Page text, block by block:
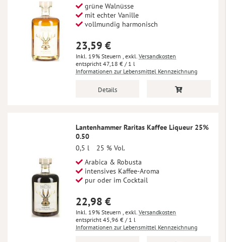
grüne Walnüsse
mit echter Vanille
vollmundig harmonisch
23,59 €
Inkl. 19% Steuern , exkl. Versandkosten
47,18 € / 1 l
Informationen zur Lebensmittel Kennzeichnung
Details
Lantenhammer Raritas Kaffee Liqueur 25%
0.50
0,5 l
25 % Vol.
Arabica & Robusta
intensives Kaffee-Aroma
pur oder im Cocktail
22,98 €
Inkl. 19% Steuern , exkl. Versandkosten
45,96 € / 1 l
Informationen zur Lebensmittel Kennzeichnung